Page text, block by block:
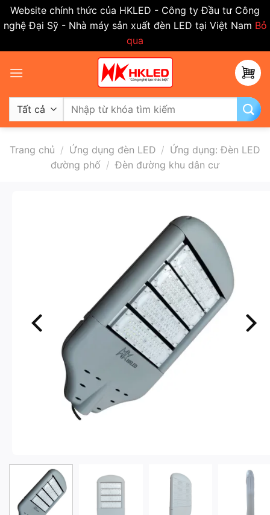
Website chính thức của HKLED - Công ty Đầu tư Công
nghệ Đại Sỹ - Nhà máy sản xuất đèn LED tại Việt Nam Bỏ
qua
qua
dung
Tìm
kiếm:
Trang chủ / Ứng dụng đèn LED / Ứng dụng: Đèn LED
đường phố / Đèn đường khu dân cư